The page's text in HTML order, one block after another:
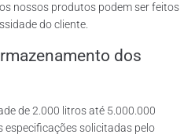
nossos produtos podem ser feitos
do cliente.
dos
de 2.000 litros até 5.000.000
especificações solicitadas pelo